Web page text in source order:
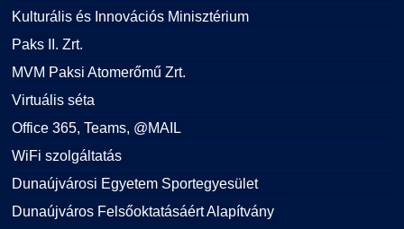
Kulturális és Innovációs Minisztérium
Paks II. Zrt.
MVM Paksi Atomerőmű Zrt.
Virtuális séta
Office 365, Teams, @MAIL
WiFi szolgáltatás
Dunaújvárosi Egyetem Sportegyesület
Dunaújváros Felsőoktatásáért Alapítvány